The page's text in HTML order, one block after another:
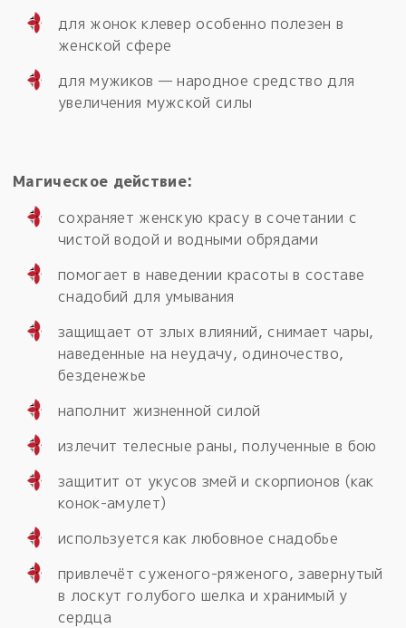
для жонок клевер особенно полезен в
женской сфере
для мужиков — народное средство для
увеличения мужской силы
Магическое действие:
сохраняет женскую красу в сочетании с
чистой водой и водными обрядами
помогает в наведении красоты в составе
снадобий для умывания
защищает от злых влияний, снимает чары,
наведенные на неудачу, одиночество,
безденежье
наполнит жизненной силой
излечит телесные раны, полученные в бою
защитит от укусов змей и скорпионов (как
конок-амулет)
используется как любовное снадобье
привлечёт суженого-ряженого, завернутый
в лоскут голубого шелка и хранимый у
сердца